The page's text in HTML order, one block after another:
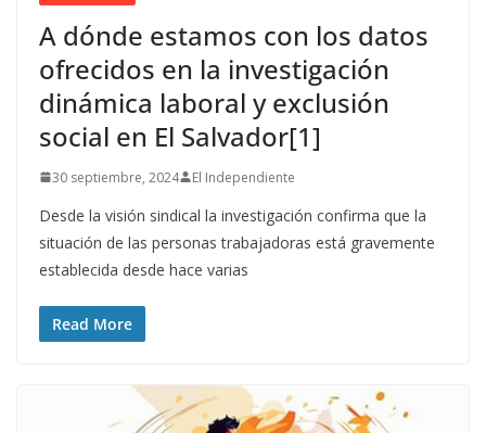
A dónde estamos con los datos
ofrecidos en la investigación
dinámica laboral y exclusión
social en El Salvador[1]
30 septiembre, 2024 El Independiente
Desde la visión sindical la investigación confirma que la
situación de las personas trabajadoras está gravemente
establecida desde hace varias
Read More